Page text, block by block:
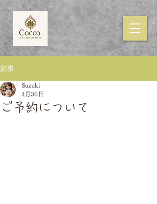
記事
ご予約について
Suzuki
4月30日